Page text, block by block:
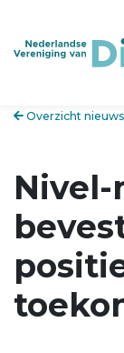
Overzicht nieuws